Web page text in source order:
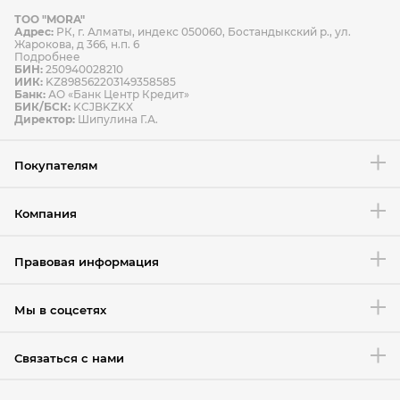
Способы оплаты Способы доставки
Условия возврата товара
ТОО "MORA"
Адрес: РК, г. Алматы, индекс 050060, Бостандыкский р., ул.
Жарокова, д 366, н.п. 6
Подробнее
БИН: 250940028210
ИИК: KZ898562203149358585
Банк: АО «Банк Центр Кредит»
БИК/БСК: KCJBKZKX
Директор: Шипулина Г.А.
Покупателям
Компания
Правовая информация
Мы в соцсетях
Связаться с нами